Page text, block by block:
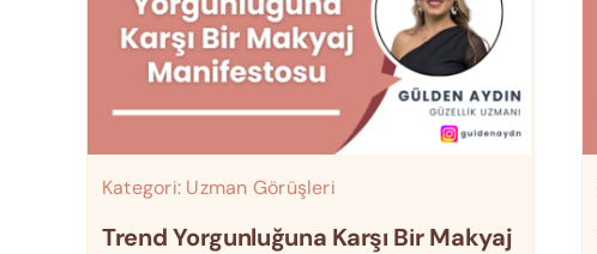
Kategori: Uzman Görüşleri
Trend Yorgunluğuna Karşı Bir Makyaj